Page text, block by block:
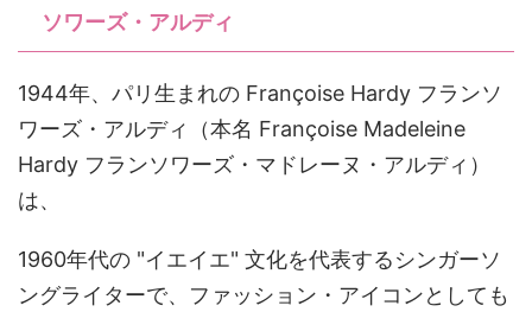
ソワーズ・アルディ
1944年、パリ生まれの Françoise Hardy フランソ
ワーズ・アルディ（本名 Françoise Madeleine
Hardy フランソワーズ・マドレーヌ・アルディ）
は、
1960年代の "イエイエ" 文化を代表するシンガーソ
ングライターで、ファッション・アイコンとしても